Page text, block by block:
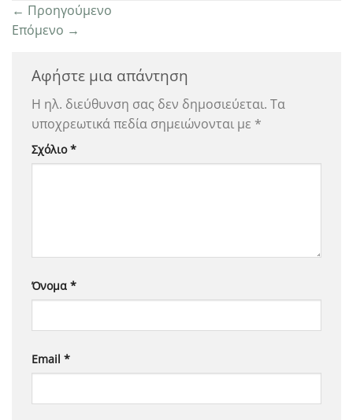
← Προηγούμενο
Επόμενο →
Αφήστε μια απάντηση
Η ηλ. διεύθυνση σας δεν δημοσιεύεται. Τα
υποχρεωτικά πεδία σημειώνονται με *
Σχόλιο*
Όνομα *
Email *